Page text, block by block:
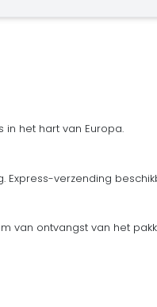
het hart van Europa.
Express-verzending
van ontvangst van het